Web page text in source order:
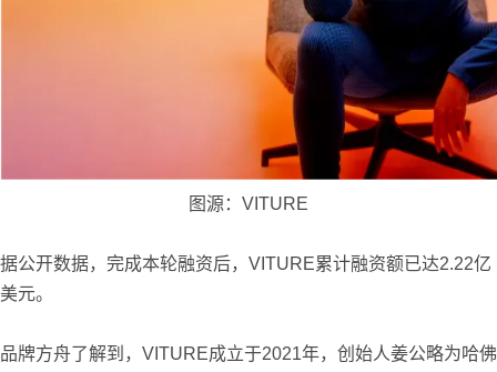
图源：VITURE
据公开数据，完成本轮融资后，VITURE累计融资额已达2.22亿
美元。
品牌方舟了解到，VITURE成立于2021年，创始人姜公略为哈佛